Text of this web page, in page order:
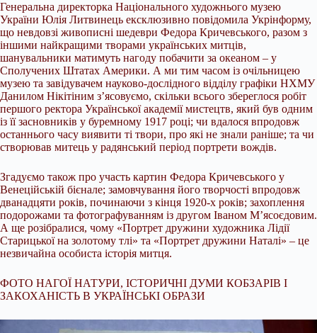
Генеральна директорка Національного художнього музею
України Юлія Литвинець ексклюзивно повідомила Укрінформу,
що невдовзі живописні шедеври Федора Кричевського, разом з
іншими найкращими творами українських митців,
шанувальники матимуть нагоду побачити за океаном – у
Сполучених Штатах Америки. А ми тим часом із очільницею
музею та завідувачем науково-дослідного відділу графіки НХМУ
Данилом Нікітіним з’ясовуємо, скільки всього збереглося робіт
першого ректора Української академії мистецтв, який був одним
із її засновників у буремному 1917 році; чи вдалося впродовж
останнього часу виявити ті твори, про які не знали раніше; та чи
створював митець у радянський період портрети вождів.
Згадуємо також про участь картин Федора Кричевського у
Венеційській бієнале; замовчування його творчості впродовж
дванадцяти років, починаючи з кінця 1920-х років; захоплення
подорожами та фотографуванням із другом Іваном М’ясоєдовим.
А ще розібралися, чому «Портрет дружини художника Лідії
Старицької на золотому тлі» та «Портрет дружини Наталі» – це
незвичайна особиста історія митця.
ФОТО НАГОЇ НАТУРИ, ІСТОРИЧНІ ДУМИ КОБЗАРІВ І
ЗАКОХАНІСТЬ В УКРАЇНСЬКІ ОБРАЗИ